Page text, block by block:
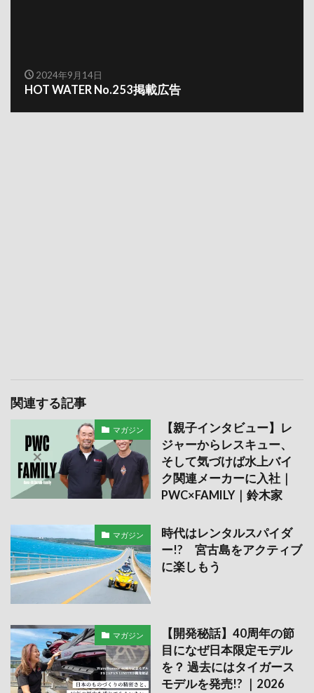
2024年9月14日
HOT WATER No.253掲載広告
関連する記事
マガジン
【親子インタビュー】レ
ジャーからレスキュー、
そして気づけば水上バイ
ク関連メーカーに入社｜
PWC×FAMILY｜鈴木家
マガジン
時代はレンタルスパイダ
ー!? 宮古島をアクティブ
に楽しもう
マガジン
【開発秘話】40周年の節
目になぜ日本限定モデル
を？ 過去にはタイガース
モデルを発売!? ｜2026